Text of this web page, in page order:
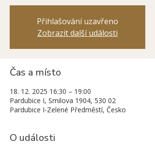
Přihlašování uzavřeno
Zobrazit další události
Čas a místo
18. 12. 2025 16:30 – 19:00
Pardubice I, Smilova 1904, 530 02
Pardubice I-Zelené Předměstí, Česko
O události